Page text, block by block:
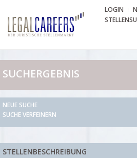
LOGIN
SUCHERGEBNIS
NEUE SUCHE
SUCHE VERFEINERN
STELLENBESCHREIBUNG